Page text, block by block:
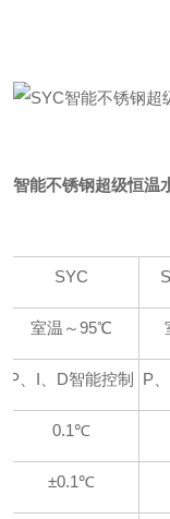
智能不锈钢超级恒温
SYC
室温～95℃
P I D智能控制 P
0.1℃
±0.1℃